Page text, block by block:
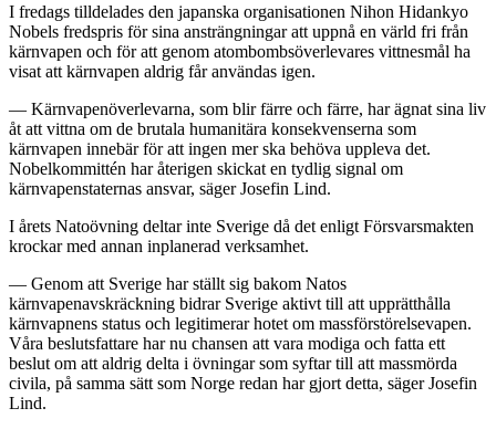
I fredags tilldelades den japanska organisationen Nihon Hidankyo
Nobels fredspris för sina ansträngningar att uppnå en värld fri från
kärnvapen och för att genom atombombsöverlevares vittnesmål ha
visat att kärnvapen aldrig får användas igen.
— Kärnvapenöverlevarna, som blir färre och färre, har ägnat sina liv
åt att vittna om de brutala humanitära konsekvenserna som
kärnvapen innebär för att ingen mer ska behöva uppleva det.
Nobelkommittén har återigen skickat en tydlig signal om
kärnvapenstaternas ansvar, säger Josefin Lind.
I årets Natoövning deltar inte Sverige då det enligt Försvarsmakten
krockar med annan inplanerad verksamhet.
— Genom att Sverige har ställt sig bakom Natos
kärnvapenavskräckning bidrar Sverige aktivt till att upprätthålla
kärnvapnens status och legitimerar hotet om massförstörelsevapen.
Våra beslutsfattare har nu chansen att vara modiga och fatta ett
beslut om att aldrig delta i övningar som syftar till att massmörda
civila, på samma sätt som Norge redan har gjort detta, säger Josefin
Lind.